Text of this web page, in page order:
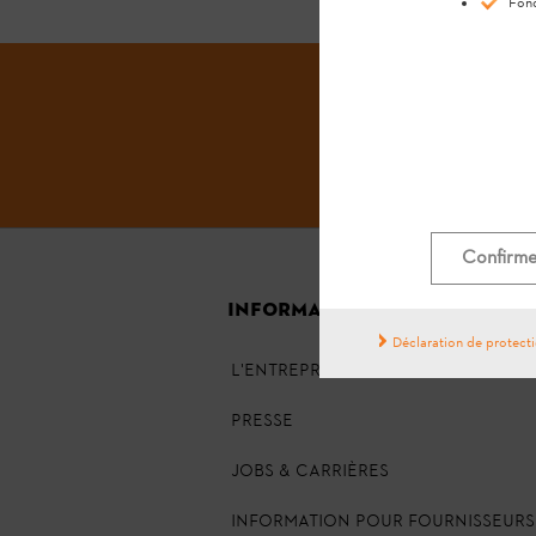
INFORMATIONS GÉNÉRALES
L'ENTREPRISE
PRESSE
JOBS & CARRIÈRES
INFORMATION POUR FOURNISSEURS
Déclaration de